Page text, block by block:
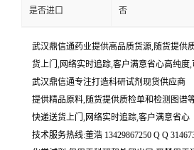
是否进口 否
武汉鼎信通药业提供高品质货源,随货提供
货上门,网络实时追踪,客户满意省心高纯度
武汉鼎信通专注打造科研试剂现货供应商
提供精品原料,随货提供质检单和检测图谱
快递送货上门,网络实时追踪,客户满意省心
技术服务热线:董浩 13429867250 Q Q